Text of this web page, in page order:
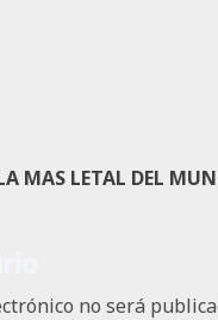
MAS LETAL DEL
no será